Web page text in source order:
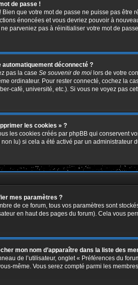
de passe !
Bien que votre mot de passe ne puisse pas
énoncées et vous devriez pouvoir à
parveniez pas à réinitialiser votre mot de
automatiquement déconnecté ?
pas la case Se souvenir de moi lors de votre
ordinateur. Pour rester connecté, cochez la
café, université, etc.). Si vous ne voyez pas
les cookies » ?
les cookies créés par phpBB qui conservent
lu) si cela a été activé par un
mes paramètres ?
de ce forum, tous vos paramètres sont
en haut des pages du forum). Cela vous
mon nom d’apparaître dans la liste des
de l’utilisateur, onglet « Préférences du
même. Vous serez compté parmi les